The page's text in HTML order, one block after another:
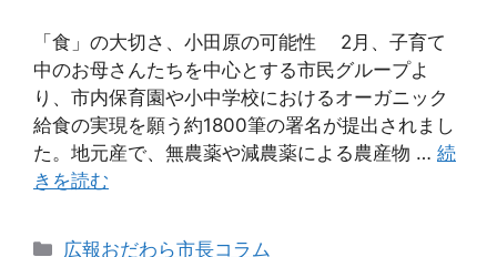
「食」の大切さ、小田原の可能性 2月、子育て
中のお母さんたちを中心とする市民グループよ
り、市内保育園や小中学校におけるオーガニック
給食の実現を願う約1800筆の署名が提出されまし
た。地元産で、無農薬や減農薬による農産物 … 続
きを読む
広報おだわら市長コラム